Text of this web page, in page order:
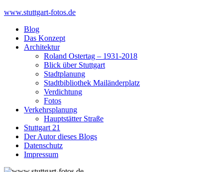
Skip
content
www.stuttgart-fotos.de
Blog
Das Konzept
Architektur
Roland Ostertag – 1931-2018
Blick über Stuttgart
Stadtplanung
Stadtbibliothek Mailänderplatz
Verdichtung
Fotos
Verkehrsplanung
Hauptstätter Straße
Stuttgart 21
Der Autor dieses Blogs
Datenschutz
Impressum